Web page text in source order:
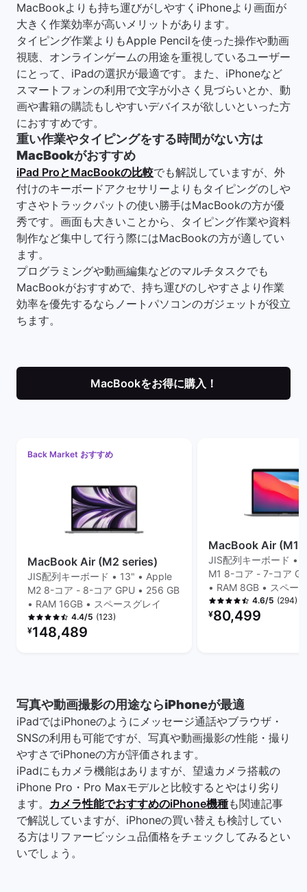
MacBookよりも持ち運びがしやすくiPhoneより画面が
大きく作業効率が高いメリットがあります。
タイピング作業よりもApple Pencilを使った操作や動画
視聴、オンラインゲームの用途を重視しているユーザー
にとって、iPadの選択が最適です。また、iPhoneなど
スマートフォンの利用で文字が小さく見づらいとか、動
画や書籍の購読もしやすいデバイスが欲しいといった方
におすすめです。
重い作業やタイピングをする時間がない方は
MacBookがおすすめ
iPad ProとMacBookの比較でも解説していますが、外
付けのキーボードアクセサリーよりもタイピングのしや
すさやトラックパットの使い勝手はMacBookの方が優
秀です。画面も大きいことから、タイピング作業や資料
制作など集中して行う際にはMacBookの方が適してい
ます。
プログラミングや動画編集などのマルチタスクでも
MacBookがおすすめで、持ち運びのしやすさより作業
効率を優先するならノートパソコンのガジェットが役立
ちます。
MacBookをお得に購入！
Back Market おすすめ
MacBook Air (M2 series)
JIS配列キーボード • 13" • Apple
M2 8-コア - 8-コア GPU • 256 GB
• RAM 16GB • スペースグレイ
4.4/5 (123)
リファービッシュ品の価格：
¥148,489
MacBook Air (M1
JIS配列キーボード •
M1 8-コア - 7-コア
• RAM 8GB • スペー
4.6/5 (294)
リファービッシュ品の
¥80,499
写真や動画撮影の用途ならiPhoneが最適
iPadではiPhoneのようにメッセージ通話やブラウザ・
SNSの利用も可能ですが、写真や動画撮影の性能・撮り
やすさでiPhoneの方が評価されます。
iPadにもカメラ機能はありますが、望遠カメラ搭載の
iPhone Pro・Pro Maxモデルと比較するとやはり劣り
ます。 カメラ性能でおすすめのiPhone機種も関連記事
で解説していますが、iPhoneの買い替えも検討してい
る方はリファービッシュ品価格をチェックしてみるとい
いでしょう。